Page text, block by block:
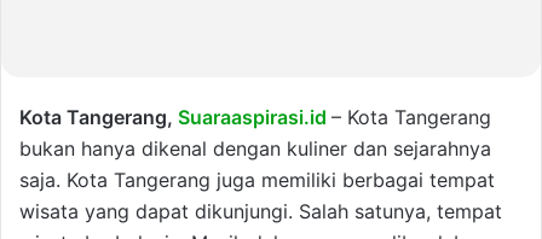
Kota Tangerang, Suaraaspirasi.id – Kota Tangerang
bukan hanya dikenal dengan kuliner dan sejarahnya
saja. Kota Tangerang juga memiliki berbagai tempat
wisata yang dapat dikunjungi. Salah satunya, tempat